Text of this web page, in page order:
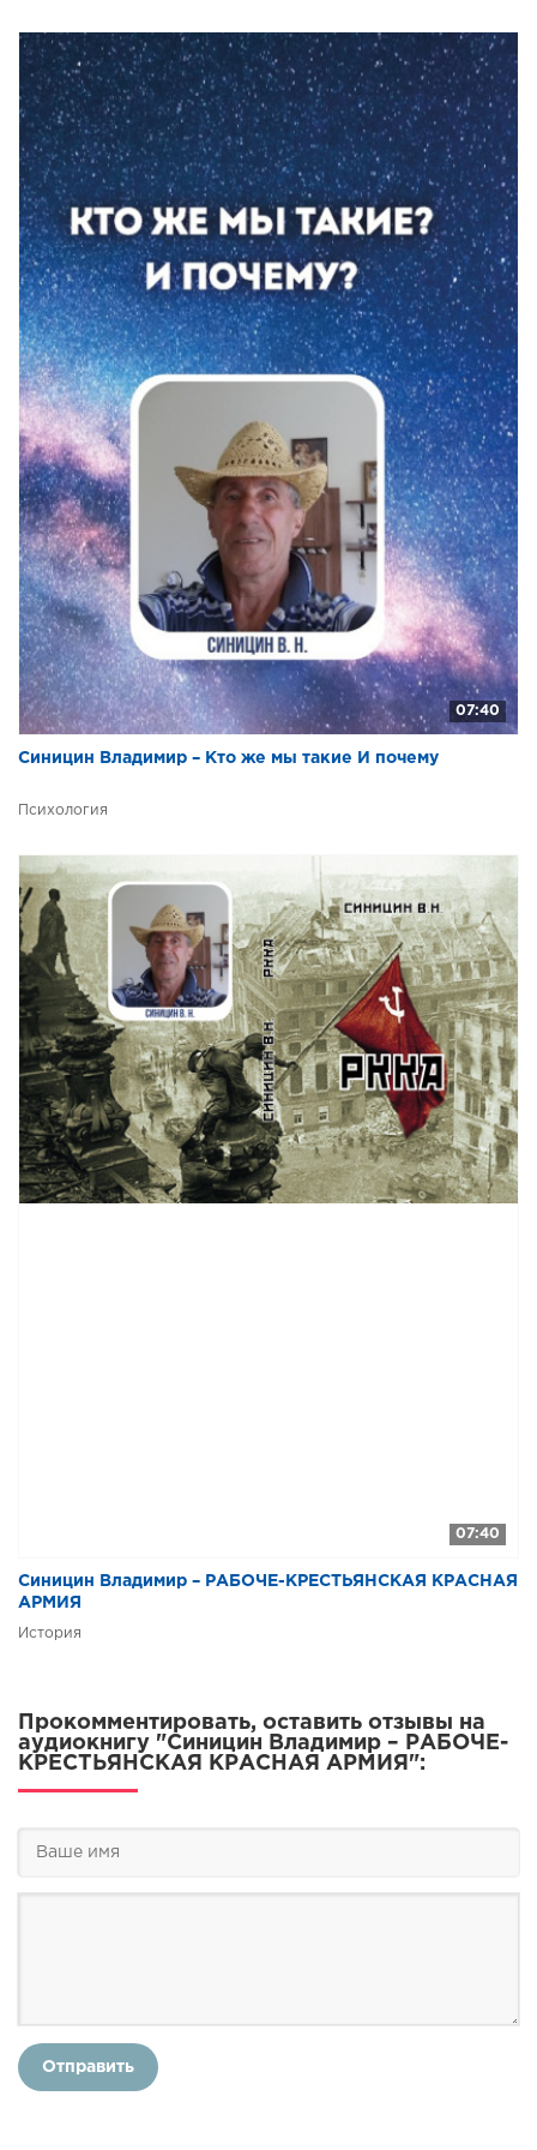
21. 080103_009
22. 080103_010
23. 080103_012
24. 080103_013
25. 080103_014
26. 080103_015
27. 080103_016
28. 080103_017
29. 080103_018
30. 080104_002
31. 080104_001
32. 080104_004
33. 080104_007
34. 080104_008
35. 080104_009
36. 080104_011
07:40
Синицин Владимир – Кто же мы такие И почему
Психология
07:40
Синицин Владимир – РАБОЧЕ-КРЕСТЬЯНСКАЯ КРАСНАЯ
АРМИЯ
История
Прокомментировать, оставить отзывы на
аудиокнигу "Синицин Владимир – РАБОЧЕ-
КРЕСТЬЯНСКАЯ КРАСНАЯ АРМИЯ":
Отправить